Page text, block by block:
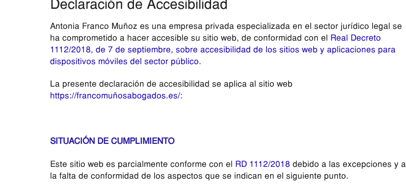
Declaración de Accesibilidad
Antonia Franco Muñoz es una empresa privada especializada en el sector jurídico legal se
ha comprometido a hacer accesible su sitio web, de conformidad con el
Real Decreto
1112/2018, de 7 de septiembre, sobre accesibilidad de los sitios web y aplicaciones para
dispositivos móviles del sector público.
La presente declaración de accesibilidad se aplica al sitio web
https://francomuñosabogados.es/:
SITUACIÓN DE CUMPLIMIENTO
Este sitio web es parcialmente conforme con el RD 1112/2018 debido a las excepciones y a
la falta de conformidad de los aspectos que se indican en el siguiente punto.